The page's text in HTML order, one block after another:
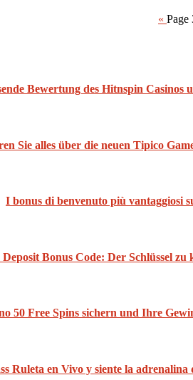
Page
Bewertung des Hitnspin Casinos
Sie alles über die neuen Tipico
I bonus di benvenuto più vantaggiosi
Bonus Code: Der Schlüssel zu
50 Free Spins sichern und Ihre
Ruleta en Vivo y siente la adrenalina